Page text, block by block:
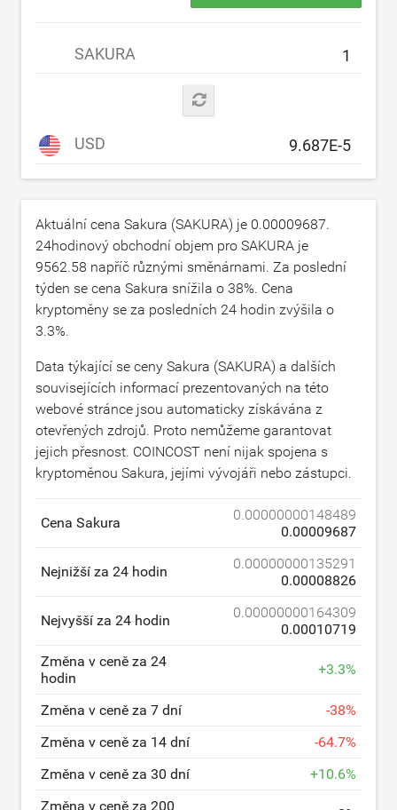
SAKURA
USD
Aktuální cena Sakura (SAKURA) je 0.00009687.
24hodinový obchodní objem pro SAKURA je
9562.58 napříč různými směnárnami. Za poslední
týden se cena Sakura snížila o 38%. Cena
kryptoměny se za posledních 24 hodin zvýšila o
3.3%.
Data týkající se ceny Sakura (SAKURA) a dalších
souvisejících informací prezentovaných na této
webové stránce jsou automaticky získávána z
otevřených zdrojů. Proto nemůžeme garantovat
jejich přesnost. COINCOST není nijak spojena s
kryptoměnou Sakura, jejími vývojáři nebo zástupci.
Cena Sakura
0.00000000148489
0.00009687
Nejnižší za 24 hodin
0.00000000135291
0.00008826
Nejvyšší za 24 hodin
0.00000000164309
0.00010719
Změna v ceně za 24
hodin
+3.3%
Změna v ceně za 7 dní -38%
Změna v ceně za 14 dní
-64.7%
Změna v ceně za 30 dní
+10.6%
Změna v ceně za 200